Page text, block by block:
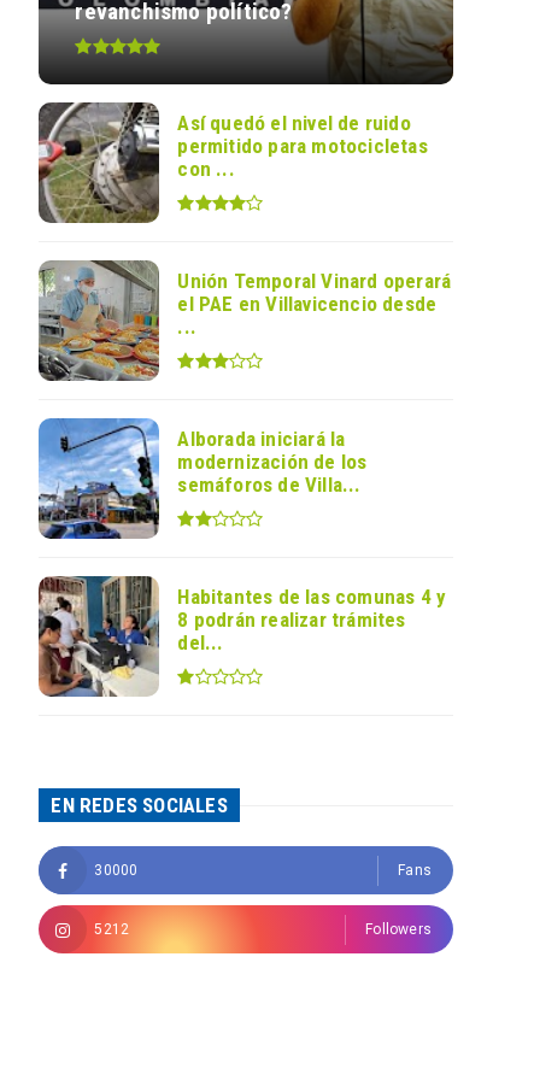
revanchismo político?
Así quedó el nivel de ruido
permitido para motocicletas
con ...
Unión Temporal Vinard operará
el PAE en Villavicencio desde
...
Alborada iniciará la
modernización de los
semáforos de Villa...
Habitantes de las comunas 4 y
8 podrán realizar trámites
del...
EN REDES SOCIALES
30000 Fans
5212 Followers